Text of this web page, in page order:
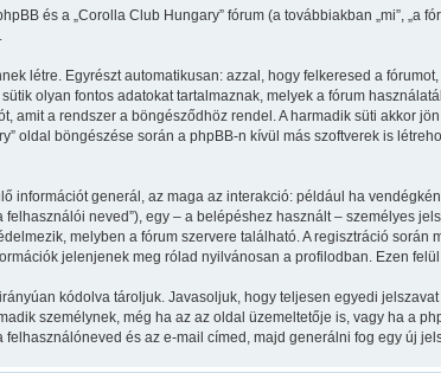
és a „Corolla Club Hungary” fórum (a továbbiakban „mi”, „a
létre. Egyrészt automatikusan: azzal, hogy felkeresed a
olyan fontos adatokat tartalmaznak, melyek a fórum
amit a rendszer a böngésződhöz rendel. A harmadik süti akkor
oldal böngészése során a phpBB-n kívül más szoftverek is
információt generál, az maga az interakció: például ha
neved”), egy – a belépéshez használt – személyes
melyben a fórum szervere található. A regisztráció
jelenjenek meg rólad nyilvánosan a profilodban. Ezen
kódolva tároljuk. Javasoljuk, hogy teljesen egyedi
személynek, még ha az az oldal üzemeltetője is, vagy ha a
felhasználóneved és az e-mail címed, majd generálni fog egy új